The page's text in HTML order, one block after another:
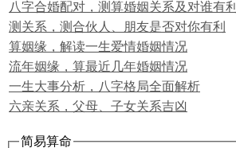
八字合婚配对，测算婚姻关系及对谁有利
测关系，测合伙人、朋友是否对你有利
算姻缘，解读一生爱情婚姻情况
流年姻缘，算最近几年婚姻情况
一生大事分析，八字格局全面解析
六亲关系，父母、子女关系吉凶
简易算命